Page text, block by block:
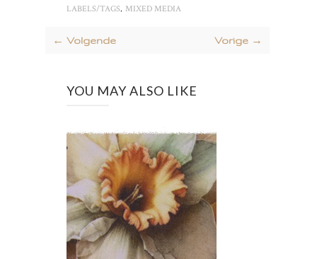
LABELS/TAGS, MIXED MEDIA
← Volgende Vorige →
YOU MAY ALSO LIKE